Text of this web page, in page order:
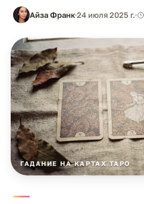
Айза Франк24 июля 2025 г.
ГАДАНИЕ НА КАРТАХ ТАРО